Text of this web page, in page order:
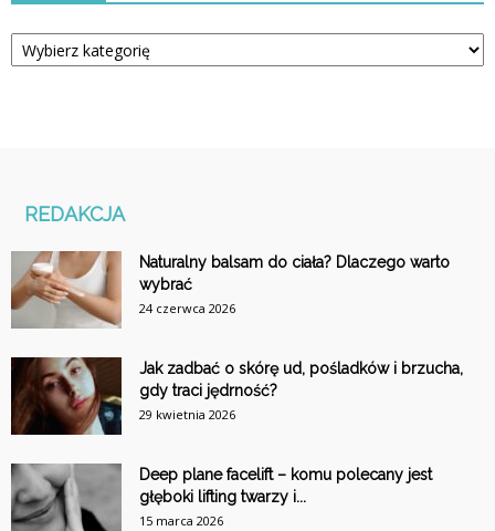
Kategorie
REDAKCJA
Naturalny balsam do ciała? Dlaczego warto
wybrać
24 czerwca 2026
Jak zadbać o skórę ud, pośladków i brzucha,
gdy traci jędrność?
29 kwietnia 2026
Deep plane facelift – komu polecany jest
głęboki lifting twarzy i...
15 marca 2026